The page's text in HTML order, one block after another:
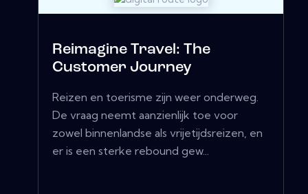
Reimagine Travel: The
Customer Journey
Reizen en toerisme zijn weer onderweg.
De vraag neemt aanzienlijk toe voor
zowel binnenlandse als vrijetijdsreizen, en
er is een sterke rebound gew...